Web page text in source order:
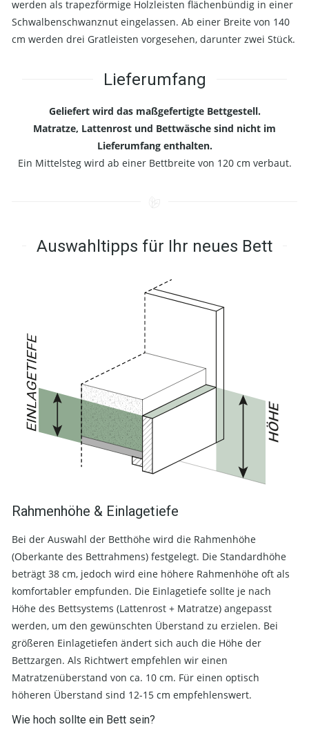
werden als trapezförmige Holzleisten flächenbündig in einer
Schwalbenschwanznut eingelassen. Ab einer Breite von 140
cm werden drei Gratleisten vorgesehen, darunter zwei Stück.
Lieferumfang
Geliefert wird das maßgefertigte Bettgestell.
Matratze, Lattenrost und Bettwäsche sind nicht im
Lieferumfang enthalten.
Ein Mittelsteg wird ab einer Bettbreite von 120 cm verbaut.
Auswahltipps für Ihr neues Bett
Rahmenhöhe & Einlagetiefe
Bei der Auswahl der Betthöhe wird die Rahmenhöhe
(Oberkante des Bettrahmens) festgelegt. Die Standardhöhe
beträgt 38 cm, jedoch wird eine höhere Rahmenhöhe oft als
komfortabler empfunden. Die Einlagetiefe sollte je nach
Höhe des Bettsystems (Lattenrost + Matratze) angepasst
werden, um den gewünschten Überstand zu erzielen. Bei
größeren Einlagetiefen ändert sich auch die Höhe der
Bettzargen. Als Richtwert empfehlen wir einen
Matratzenüberstand von ca. 10 cm. Für einen optisch
höheren Überstand sind 12-15 cm empfehlenswert.
Wie hoch sollte ein Bett sein?